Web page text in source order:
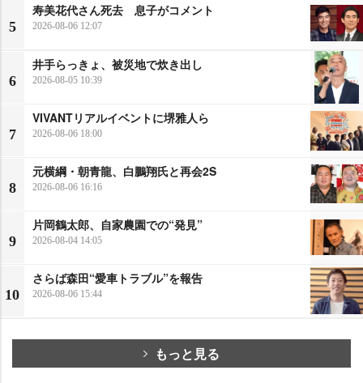
5
寿美花代さん死去 息子がコメント
2026-08-06 12:07
6
井手らっきょ、被災地で炊き出し
2026-08-05 10:39
7
VIVANTリアルイベントに堺雅人ら
2026-08-06 18:00
8
元横綱・朝青龍、白鵬翔氏と再会2S
2026-08-06 16:16
9
片岡鶴太郎、自家農園での“発見”
2026-08-04 14:05
10
さらば森田“愛車トラブル”を報告
2026-08-06 15:44
もっと見る